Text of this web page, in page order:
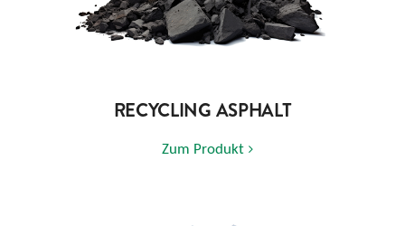
RECYCLING ASPHALT
Zum Produkt